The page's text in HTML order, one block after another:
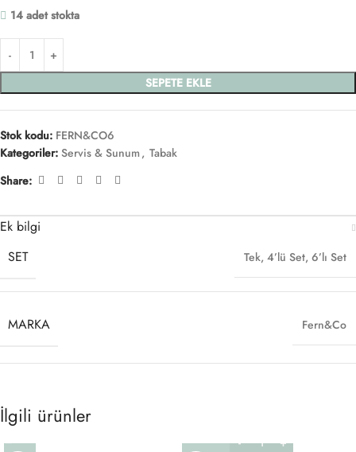
14 adet stokta
SEPETE EKLE
Stok kodu: FERN&CO6
Kategoriler: Servis & Sunum, Tabak
Share:
Ek bilgi
SET
Tek, 4’lü Set, 6’lı Set
MARKA Fern&Co
İlgili ürünler